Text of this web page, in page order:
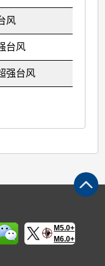
风
台风
强台风
M5.0+
M6.0+